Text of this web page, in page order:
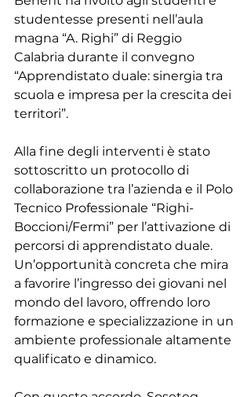
studentesse presenti nell’aula
magna “A. Righi” di Reggio
Calabria durante il convegno
“Apprendistato duale: sinergia tra
scuola e impresa per la crescita dei
territori”.
Alla fine degli interventi è stato
sottoscritto un protocollo di
collaborazione tra l’azienda e il Polo
Tecnico Professionale “Righi-
Boccioni/Fermi” per l’attivazione di
percorsi di apprendistato duale.
Un’opportunità concreta che mira
a favorire l’ingresso dei giovani nel
mondo del lavoro, offrendo loro
formazione e specializzazione in un
ambiente professionale altamente
qualificato e dinamico.